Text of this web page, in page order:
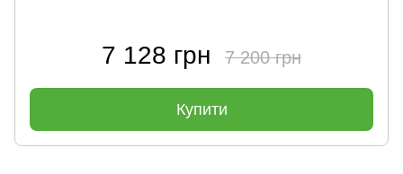
7 128 грн 7 200 грн
Купити